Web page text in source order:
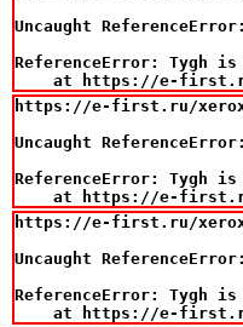
Uncaught
ReferenceError: Tygh
at https://e-
https://e-first.ru/xerox-
Uncaught
ReferenceError: Tygh
at https://e-
https://e-first.ru/xerox-
Uncaught
ReferenceError: Tygh
at https://e-